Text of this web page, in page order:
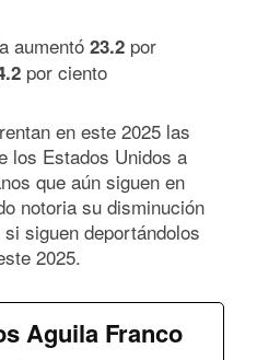
aumentó 23.2 por
por ciento
en este 2025 las
los Estados Unidos a
que aún siguen en
notoria su disminución
siguen deportándolos
2025.
Aguila Franco